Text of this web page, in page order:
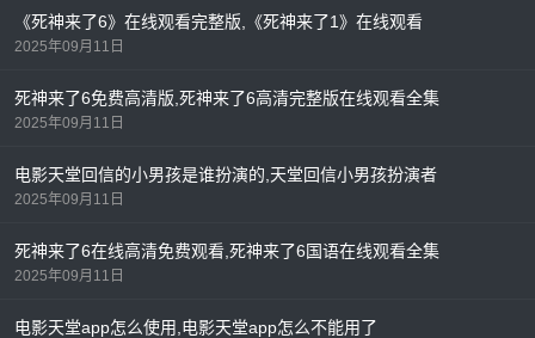
《死神来了6》在线观看完整版,《死神来了1》在线观看
2025年09月11日
死神来了6免费高清版,死神来了6高清完整版在线观看全集
2025年09月11日
电影天堂回信的小男孩是谁扮演的,天堂回信小男孩扮演者
2025年09月11日
死神来了6在线高清免费观看,死神来了6国语在线观看全集
2025年09月11日
电影天堂app怎么使用,电影天堂app怎么不能用了